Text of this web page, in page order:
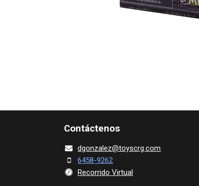
Contácte​nos
dgonza​lez@toy​scrg.c​o​m
6458-9262
Recorrido Virtual